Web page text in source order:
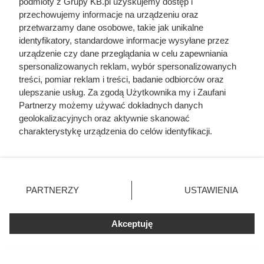
Woda perfumowana dla kobiet Kulie Minogue Darling:
35,99 zł / 30 ml(wcześniej 59,99 zł)
Woda perfumowana dla kobiet Shakira Amarillo:
zł / 80 ml(wcześniej 138,99 zł)
przechowujemy informacje na urządzeniu oraz
przetwarzamy dane osobowe, takie jak unikalne
identyfikatory, standardowe informacje wysyłane przez
urządzenie czy dane przeglądania w celu zapewniania
spersonalizowanych reklam, wybór spersonalizowanych
treści, pomiar reklam i treści, badanie odbiorców oraz
ulepszanie usług. Za zgodą Użytkownika my i Zaufani
Partnerzy możemy używać dokładnych danych
geolokalizacyjnych oraz aktywnie skanować
charakterystykę urządzenia do celów identyfikacji.
zmienić/wycofać klikając przycisk ustawień prywatności
znajdujący się w lewym dolnym rogu strony. Niektóre
użytkownika, ale masz prawo sprzeciwić się takiemu
przetwarzaniu. Preferencje będą miały zastosowania tylko
PARTNERZY USTAWIENIA
Akceptuję